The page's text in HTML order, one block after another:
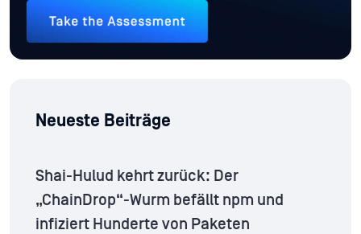
Neueste Beiträge
Shai-Hulud kehrt zurück: Der
„ChainDrop“-Wurm befällt npm und
infiziert Hunderte von Paketen